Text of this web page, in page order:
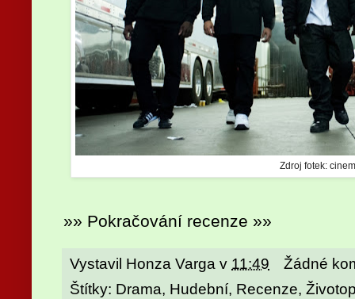
Zdroj fotek:
»» Pokračování recenze »»
Vystavil Honza Varga v 11:49
Žádné
Štítky: Drama, Hudební, Recenze,